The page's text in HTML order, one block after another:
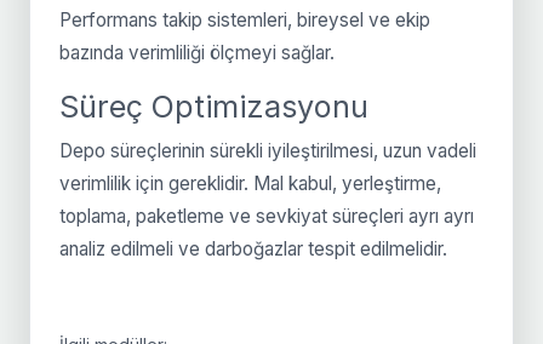
Performans takip sistemleri, bireysel ve ekip
bazında verimliliği ölçmeyi sağlar.
Süreç Optimizasyonu
Depo süreçlerinin sürekli iyileştirilmesi, uzun vadeli
verimlilik için gereklidir. Mal kabul, yerleştirme,
toplama, paketleme ve sevkiyat süreçleri ayrı ayrı
analiz edilmeli ve darboğazlar tespit edilmelidir.